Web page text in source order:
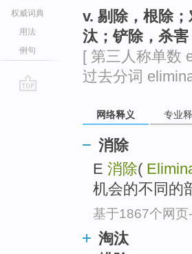
权威词典
用法
例句
v. 剔除，根除
汰；铲除，杀
[ 第三人称单数
过去分词
网络释义 专业
消除
E 消除(
机会的不同的
基于1867个网页-
淘汰